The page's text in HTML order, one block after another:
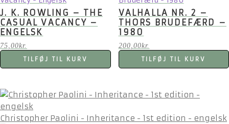
J. K. ROWLING – THE
CASUAL VACANCY –
ENGELSK
75,00kr.
TILFØJ TIL KURV
VALHALLA NR. 2 –
THORS BRUDEFÆRD –
1980
200,00kr.
TILFØJ TIL KURV
Christopher Paolini - Inheritance - 1st edition - engelsk